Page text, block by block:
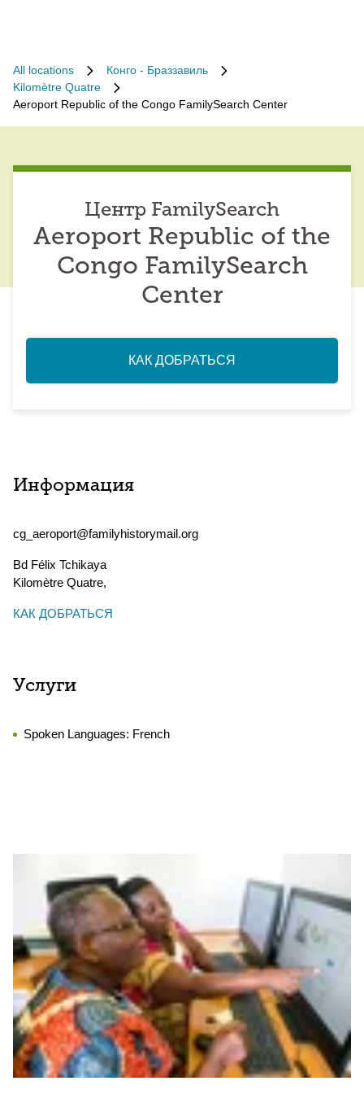
All locations
Конго - Браззавиль
Kilomètre Quatre
Aeroport Republic of the Congo FamilySearch Center
Центр FamilySearch
Aeroport Republic of the
Congo FamilySearch
Center
КАК ДОБРАТЬСЯ
Информация
cg_aeroport@familyhistorymail.org
Bd Félix Tchikaya
Kilomètre Quatre,
КАК ДОБРАТЬСЯ
Услуги
Spoken Languages: French